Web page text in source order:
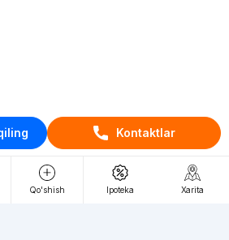
Kontaktlar
Qo'shish Ipoteka Xarita